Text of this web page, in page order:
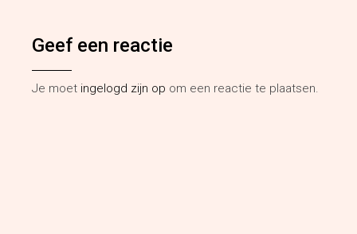
Geef een reactie
Je moet ingelogd zijn op om een reactie te plaatsen.